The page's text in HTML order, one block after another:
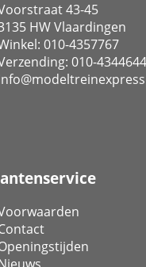
43-45
HW Vlaardingen
010-4357767
010-4344644